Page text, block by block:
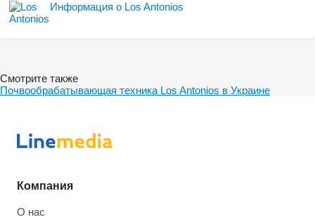
Информация о Los Antonios
Смотрите также
Почвообрабатывающая техника Los Antonios в Украине
Компания
О нас